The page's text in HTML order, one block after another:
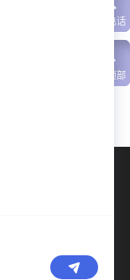
联系电话
返回顶部